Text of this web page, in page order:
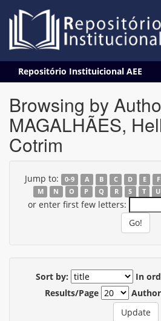
navigation
Repositório Instituicional AEE
Browsing by
MAGALHÃES,
Cotrim
Jump to: 0-9 A B C D E F
M
N O P Q R S T U
or enter first few letters:
Sort by:
In
Results/Page